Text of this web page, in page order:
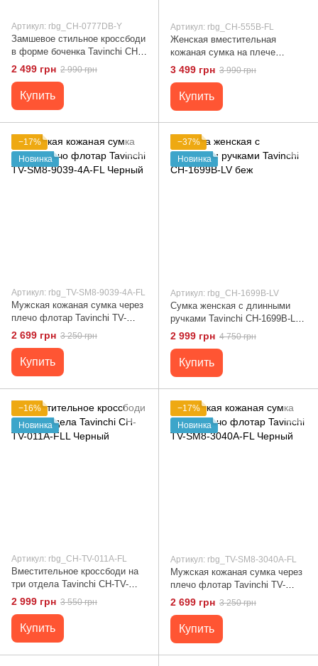
Артикул: rbg_CH-0777DB-Y
Замшевое стильное кроссбоди
в форме боченка Tavinchi CH-
0777DB-Y Коричневый
2 499 грн 2 990 грн
Купить
Артикул: rbg_CH-555B-FL
Женская вместительная
кожаная сумка на плече
Tavinchi CH-555B-FL беж
3 499 грн 3 990 грн
Купить
−17%
Новинка
Артикул: rbg_TV-SM8-9039-4A-FL
Мужская кожаная сумка через
плечо флотар Tavinchi TV-
SM8-9039-4A-FL Черный
2 699 грн 3 250 грн
Купить
−37%
Новинка
Артикул: rbg_CH-1699B-LV
Сумка женская с длинными
ручками Tavinchi CH-1699B-LV
беж
2 999 грн 4 750 грн
Купить
−16%
Новинка
Артикул: rbg_CH-TV-011A-FL
Вместительное кроссбоди на
три отдела Tavinchi CH-TV-
011A-FLL Черный
2 999 грн 3 550 грн
Купить
−17%
Новинка
Артикул: rbg_TV-SM8-3040A-FL
Мужская кожаная сумка через
плечо флотар Tavinchi TV-
SM8-3040A-FL Черный
2 699 грн 3 250 грн
Купить